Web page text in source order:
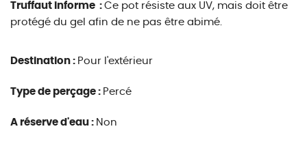
Truffaut informe : Ce pot résiste aux UV, mais doit être
protégé du gel afin de ne pas être abimé.
Destination : Pour l'extérieur
Type de perçage : Percé
A réserve d'eau : Non